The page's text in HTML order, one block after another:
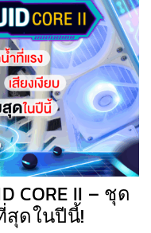
CORE II – ชุด
สุดในปีนี้!